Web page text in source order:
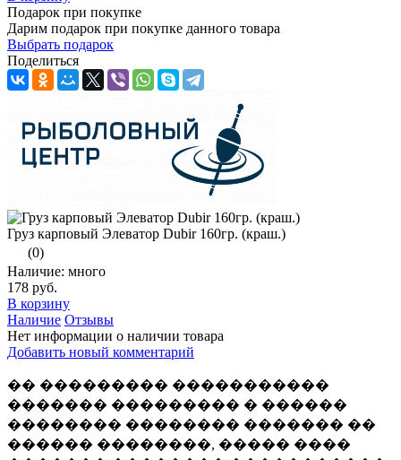
Подарок при покупке
Дарим подарок при покупке данного товара
Выбрать подарок
Поделиться
Груз карповый Элеватор Dubir 160гр. (краш.)
(0)
Наличие: много
178 руб.
В корзину
Наличие Отзывы
Нет информации о наличии товара
Добавить новый комментарий
�� ��������� �����������
������� ��������� � ������
�������� �������� ������� ��
������ ��������, ����� ����